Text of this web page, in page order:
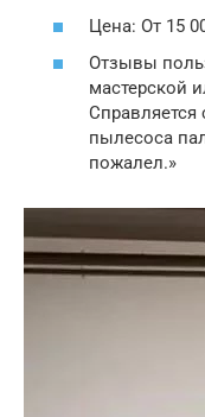
Цена: От 15
Отзывы
мастерской
пылесоса
пожалел.»